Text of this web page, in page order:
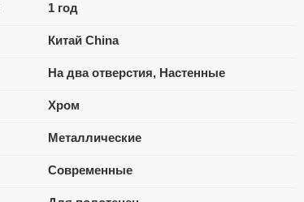
1 год
Китай China
На два отверстия, Настенные
Хром
Металлические
Современные